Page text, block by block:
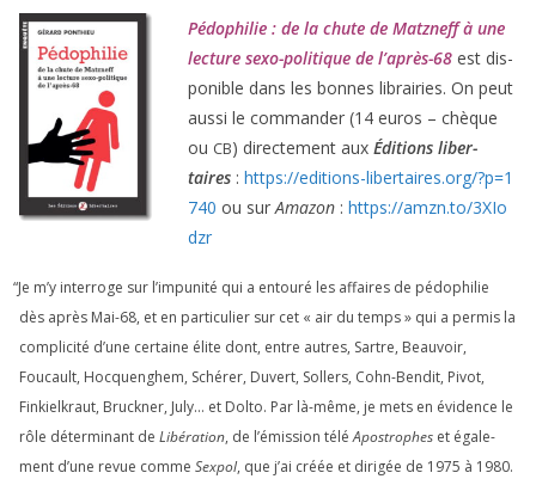
Pédophilie : de la chute de Matzneff à une
lec­ture sexo-poli­tique de l’après-68 est dis­
po­nible dans les bonnes librai­ries. On peut
aus­si le com­man­der (14 euros – chèque
ou CB) direc­te­ment aux Éditions liber­
taires : https://​edi​tions​-liber​taires​.org/​?​p​=​1
740 ou surAmazon : https://​amzn​.to/​3​X​I​o​
dzr
“Je m’y inter­roge sur l’impunité qui a entou­ré les affaires de pédo­phi­lie
dès après Mai-68, et en par­ti­cu­lier sur cet « air du temps » qui a per­mis la
com­pli­ci­té d’une cer­taine élite dont, entre autres, Sartre, Beauvoir,
Foucault, Hocquenghem, Schérer, Duvert, Sollers, Cohn-Bendit, Pivot,
Finkielkraut, Bruckner, July… et Dolto. Par là-même, je mets en évi­dence le
rôle déter­mi­nant de Libération, de l’émission téléApostrophes et éga­le­
ment d’une revue comme Sexpol, que j’ai créée et diri­gée de 1975 à 1980.